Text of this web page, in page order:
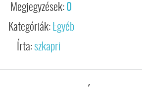
Megjegyzések: 0
Kategóriák: Egyéb
Írta:szkapri